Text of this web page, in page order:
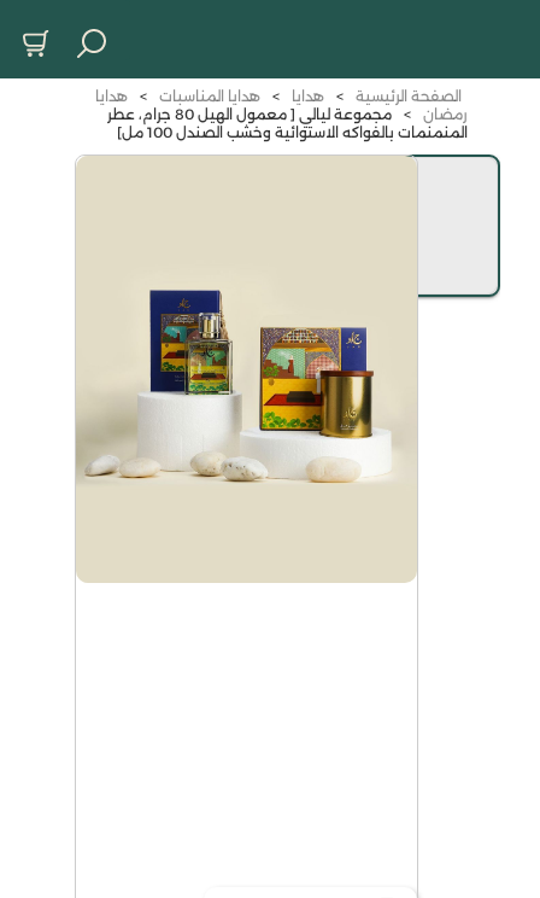
الصفحة الرئيسية > هدايا > هدايا المناسبات >
هدايا
رمضان
>
مجموعة ليالي [ معمول الهيل 80 جرام، عطر
المنمنمات بالفواكه الاستوائية وخشب الصندل 100 مل]